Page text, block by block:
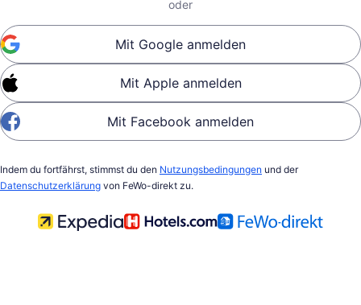
oder
Mit Google anmelden
Mit Apple anmelden
Mit Facebook anmelden
Indem du fortfährst, stimmst du den Nutzungsbedingungen und der
Datenschutzerklärung von FeWo-direkt zu.